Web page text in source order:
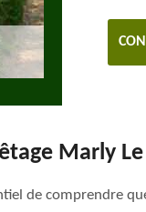
Marly Le
de comprendre